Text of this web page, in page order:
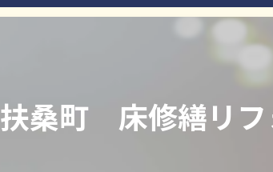
選ばれる理由
リフォームの流れ
中古住宅購入後の
扶桑町 床修繕リ